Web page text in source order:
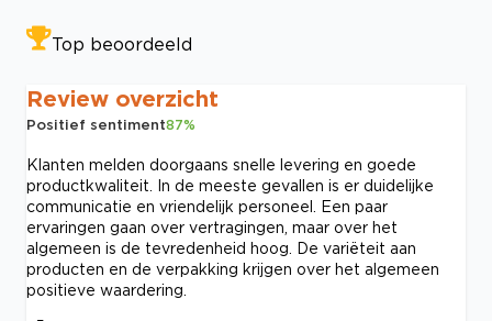
Top beoordeeld
Review overzicht
Positief sentiment87%
Klanten melden doorgaans snelle levering en goede
productkwaliteit. In de meeste gevallen is er duidelijke
communicatie en vriendelijk personeel. Een paar
ervaringen gaan over vertragingen, maar over het
algemeen is de tevredenheid hoog. De variëteit aan
producten en de verpakking krijgen over het algemeen
positieve waardering.